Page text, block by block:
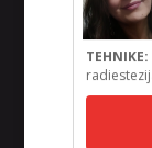
TEHNIKE: